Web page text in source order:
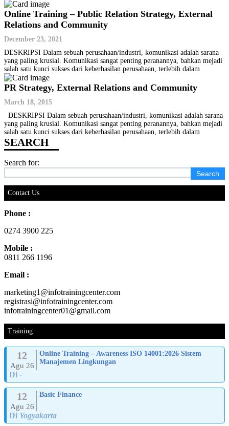
Online Training – Public Relation Strategy, External
Relations and Community
December 23, 2021
DESKRIPSI Dalam sebuah perusahaan/industri, komunikasi adalah sarana
yang paling krusial. Komunikasi sangat penting peranannya, bahkan mejadi
salah satu kunci sukses dari keberhasilan perusahaan, terlebih dalam
PR Strategy, External Relations and Community
March 18, 2015
DESKRIPSI Dalam sebuah perusahaan/industri, komunikasi adalah sarana
yang paling krusial. Komunikasi sangat penting peranannya, bahkan mejadi
salah satu kunci sukses dari keberhasilan perusahaan, terlebih dalam
Search for:
Contact Us
Phone :
0274 3900 225
Mobile :
0811 266 1196
Email :
marketing1@infotrainingcenter.com
registrasi@infotrainingcenter.com
infotrainingcenter01@gmail.com
Training
12
Agu 26
Online Training – Awareness ISO 14001:2026 Sistem
Manajemen Lingkungan
Di -
12
Agu 26
Basic Finance
Di Yogyakarta